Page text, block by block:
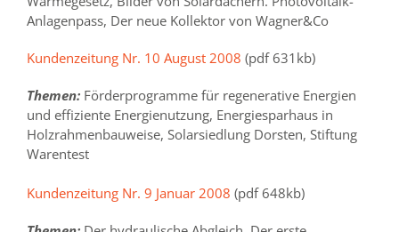
Anlagenpass, Der neue Kollektor von Wagner&Co
Kundenzeitung Nr. 10 August 2008 (pdf 631kb)
Themen: Förderprogramme für regenerative Energien
und effiziente Energienutzung, Energiesparhaus in
Holzrahmenbauweise, Solarsiedlung Dorsten, Stiftung
Warentest
Kundenzeitung Nr. 9 Januar 2008 (pdf 648kb)